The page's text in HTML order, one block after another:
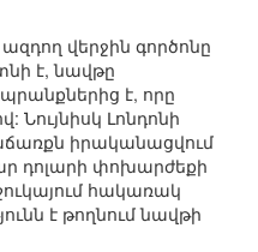
վերջին գործոնը
է, նավթը
է, որը
Նույնիսկ Լոնդոնի
իրականացվում
դոլարի փոխարժեքի
հակառակ
է թողնում նավթի